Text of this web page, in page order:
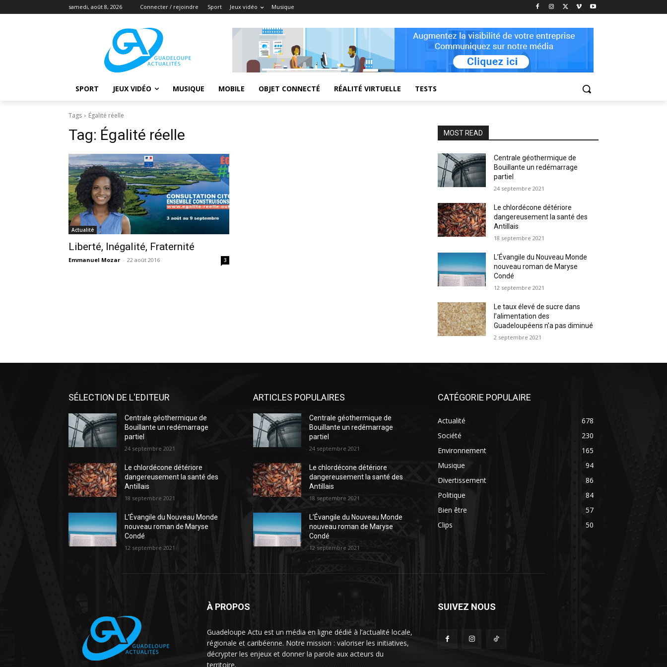
samedi, août 8, 2026 Connecter / rejoindre Sport Jeux vidéo Musique
SPORT JEUX VIDÉO MUSIQUE MOBILE OBJET CONNECTÉ RÉALITÉ VIRTUELLE TESTS
Tags Égalité réelle
Tag: Égalité réelle
Actualité
Liberté, Inégalité, Fraternité
Emmanuel Mozar - 22 août 2016 3
MOST READ
Centrale géothermique de
Bouillante un redémarrage
partiel
24 septembre 2021
Le chlordécone détériore
dangereusement la santé des
Antillais
18 septembre 2021
L’Évangile du Nouveau Monde
nouveau roman de Maryse
Condé
12 septembre 2021
Le taux élevé de sucre dans
l’alimentation des
Guadeloupéens n’a pas diminué
2 septembre 2021
SÉLECTION DE L'EDITEUR
Centrale géothermique de
Bouillante un redémarrage
partiel
24 septembre 2021
Le chlordécone détériore
dangereusement la santé des
Antillais
18 septembre 2021
L’Évangile du Nouveau Monde
nouveau roman de Maryse
Condé
12 septembre 2021
ARTICLES POPULAIRES
Centrale géothermique de
Bouillante un redémarrage
partiel
24 septembre 2021
Le chlordécone détériore
dangereusement la santé des
Antillais
18 septembre 2021
L’Évangile du Nouveau Monde
nouveau roman de Maryse
Condé
12 septembre 2021
CATÉGORIE POPULAIRE
Actualité
678
Société
230
Environnement
165
Musique
94
Divertissement
86
Politique
84
Bien être
57
Clips
50
À PROPOS
Guadeloupe Actu est un média en ligne dédié à l’actualité locale,
régionale et caribéenne. Notre mission : valoriser les initiatives,
décrypter les enjeux et donner la parole aux acteurs du
territoire.
SUIVEZ NOUS